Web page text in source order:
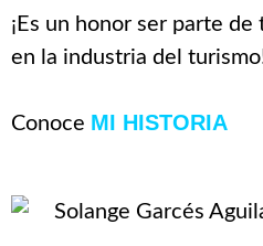
¡Es un honor ser parte
en la industria del
Conoce MI HISTORIA